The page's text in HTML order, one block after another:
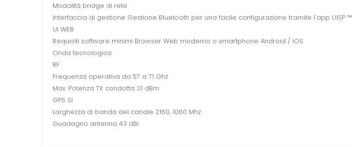
Modalità bridge di rete
Interfaccia di gestione Gestione Bluetooth per una facile configurazione tramite l'app UISP ™
UI WEB
Requisiti software minimi Browser Web moderno o smartphone Android / iOS
Onda tecnologica
RF
Frequenza operativa da 57 a 71 Ghz
Max. Potenza TX condotta 21 dBm
GPS Sì
Larghezza di banda del canale 2160, 1080 Mhz
Guadagno antenna 43 dBi